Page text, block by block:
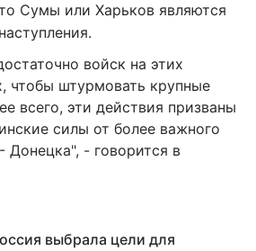
Сумы или Харьков являются
войск на этих
чтобы штурмовать крупные
всего, эти действия призваны
силы от более важного
Донецка", - говорится в
выбрала цели для